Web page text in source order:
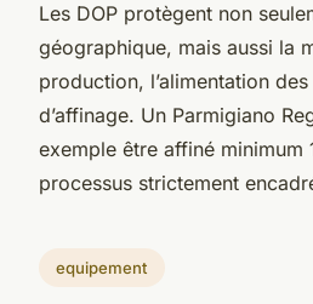
Les DOP protègent non
géographique, mais aussi la
production, l’alimentation
d’affinage. Un Parmigiano
exemple être affiné minimum
processus strictement
equipement